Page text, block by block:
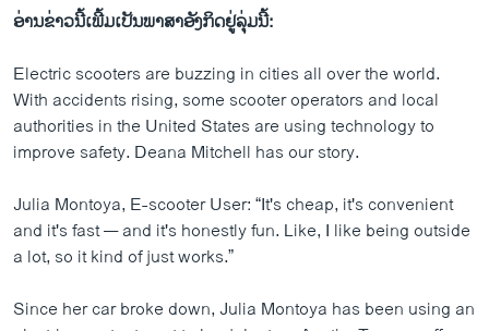
ອ່ານ​ຂ່າວນີ້​ເພີ້ມ​ເປັນ​ພາ​ສາ​ອັງ​ກິດ​ຢູ່​ລຸ່ມນີ້:
Electric scooters are buzzing in cities all over the world.
With accidents rising, some scooter operators and local
authorities in the United States are using technology to
improve safety. Deana Mitchell has our story.
Julia Montoya, E-scooter User: “It's cheap, it's convenient
and it's fast — and it's honestly fun. Like, I like being outside
a lot, so it kind of just works.”
Since her car broke down, Julia Montoya has been using an